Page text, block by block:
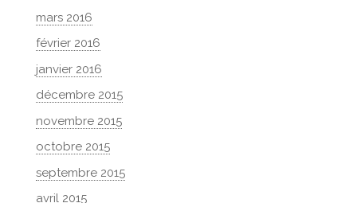
mars 2016
février 2016
janvier 2016
décembre 2015
novembre 2015
octobre 2015
septembre 2015
avril 2015